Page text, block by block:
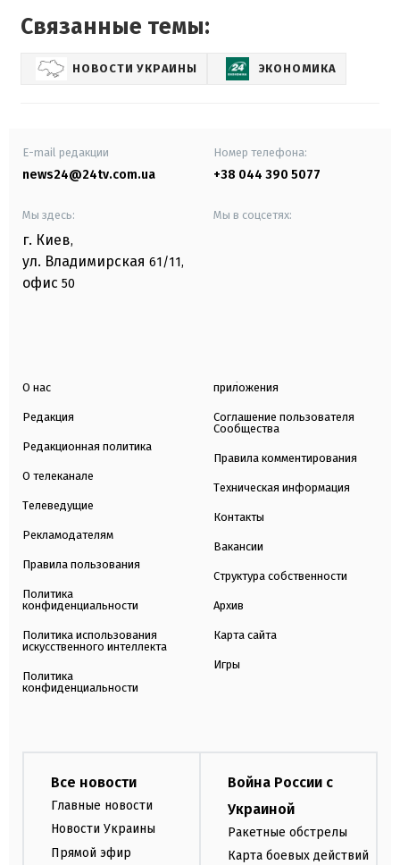
Связанные темы:
НОВОСТИ УКРАИНЫ ЭКОНОМИКА
E-mail редакции
news24@24tv.com.ua
Номер телефона:
+38 044 390 5077
Мы здесь:
г. Киев,
ул. Владимирская 61/11,
офис 50
Мы в соцсетях:
О нас
Редакция
Редакционная политика
О телеканале
Телеведущие
Рекламодателям
Правила пользования
Политика
конфиденциальности
Политика использования
искусственного интеллекта
Политика
конфиденциальности
приложения
Соглашение пользователя
Сообщества
Правила комментирования
Техническая информация
Контакты
Вакансии
Структура собственности
Архив
Карта сайта
Игры
Все новости
Главные новости
Новости Украины
Прямой эфир
Война России с
Украиной
Ракетные обстрелы
Карта боевых действий